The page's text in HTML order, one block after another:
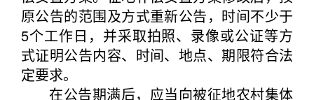
原公告的范围及方式重新公告，时间不少于
5个工作日，并采取拍照、录像或公证等方
式证明公告内容、时间、地点、期限符合法
定要求。
在公告期满后，应当向被征地农村集体